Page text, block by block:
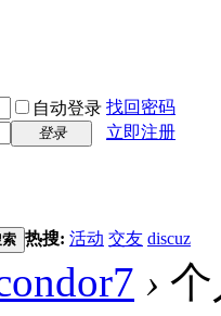
自动登录 找回密码
登录
立即注册
热搜: 活动 交友 discuz
›